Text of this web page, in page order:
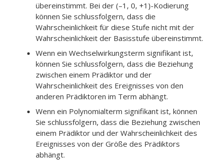
übereinstimmt. Bei der (–1, 0, +1)-Kodierung
können Sie schlussfolgern, dass die
Wahrscheinlichkeit für diese Stufe nicht mit der
Wahrscheinlichkeit der Basisstufe übereinstimmt.
Wenn ein Wechselwirkungsterm signifikant ist,
können Sie schlussfolgern, dass die Beziehung
zwischen einem Prädiktor und der
Wahrscheinlichkeit des Ereignisses von den
anderen Prädiktoren im Term abhängt.
Wenn ein Polynomialterm signifikant ist, können
Sie schlussfolgern, dass die Beziehung zwischen
einem Prädiktor und der Wahrscheinlichkeit des
Ereignisses von der Größe des Prädiktors
abhängt.